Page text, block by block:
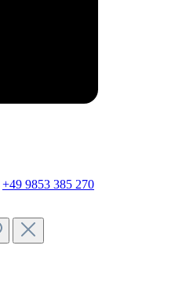
+49 9853 385 270